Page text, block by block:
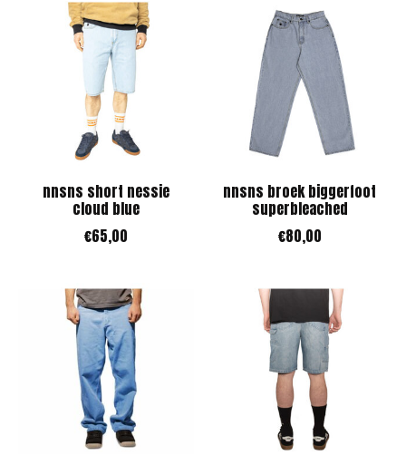
nnsns short nessie
cloud blue
€65,00
nnsns broek biggerfoot
superbleached
€80,00